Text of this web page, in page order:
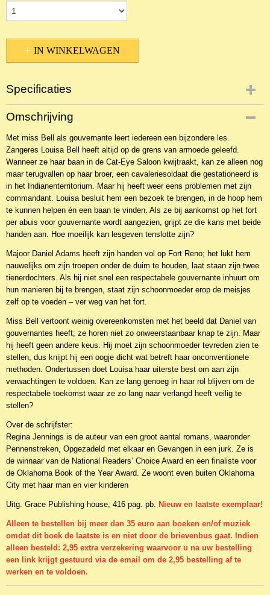
IN WINKELWAGEN
Specificaties
Productcode
NBKR-19551
EAN code
9789492234391
Productcode leverancier
Grace Publishing house
Omschrijving
Met miss Bell als gouvernante leert iedereen een bijzondere les.
Zangeres Louisa Bell heeft altijd op de grens van armoede geleefd.
Wanneer ze haar baan in de Cat-Eye Saloon kwijtraakt, kan ze alleen nog
maar terugvallen op haar broer, een cavaleriesoldaat die gestationeerd is
in het Indianenterritorium. Maar hij heeft weer eens problemen met zijn
commandant. Louisa besluit hem een bezoek te brengen, in de hoop hem
te kunnen helpen én een baan te vinden. Als ze bij aankomst op het fort
per abuis voor gouvernante wordt aangezien, grijpt ze die kans met beide
handen aan. Hoe moeilijk kan lesgeven tenslotte zijn?
Majoor Daniel Adams heeft zijn handen vol op Fort Reno; het lukt hem
nauwelijks om zijn troepen onder de duim te houden, laat staan zijn twee
tienerdochters. Als hij niet snel een respectabele gouvernante inhuurt om
hun manieren bij te brengen, staat zijn schoonmoeder erop de meisjes
zelf op te voeden – ver weg van het fort.
Miss Bell vertoont weinig overeenkomsten met het beeld dat Daniel van
gouvernantes heeft; ze horen niet zo onweerstaanbaar knap te zijn. Maar
hij heeft geen andere keus. Hij moet zijn schoonmoeder tevreden zien te
stellen, dus knijpt hij een oogje dicht wat betreft haar onconventionele
methoden. Ondertussen doet Louisa haar uiterste best om aan zijn
verwachtingen te voldoen. Kan ze lang genoeg in haar rol blijven om de
respectabele toekomst waar ze zo lang naar verlangd heeft veilig te
stellen?
Over de schrijfster:
Regina Jennings is de auteur van een groot aantal romans, waaronder
Pennenstreken, Opgezadeld met elkaar en Gevangen in een jurk. Ze is
de winnaar van de National Readers’ Choice Award en een finaliste voor
de Oklahoma Book of the Year Award. Ze woont even buiten Oklahoma
City met haar man en vier kinderen
Uitg. Grace Publishing house, 416 pag. pb. Nieuw en laatste exemplaar!
Alleen te bestellen bij meer dan 35 euro aan boeken en/of muziek
omdat dit boek de laatste is en niet door de brievenbus gaat. Indien
alleen besteld: 2,95 extra verzekering waarvoor u na uw bestelling
een link krijgt gestuurd via de email om de 2,95 bestelling af te
werken en te voldoen.